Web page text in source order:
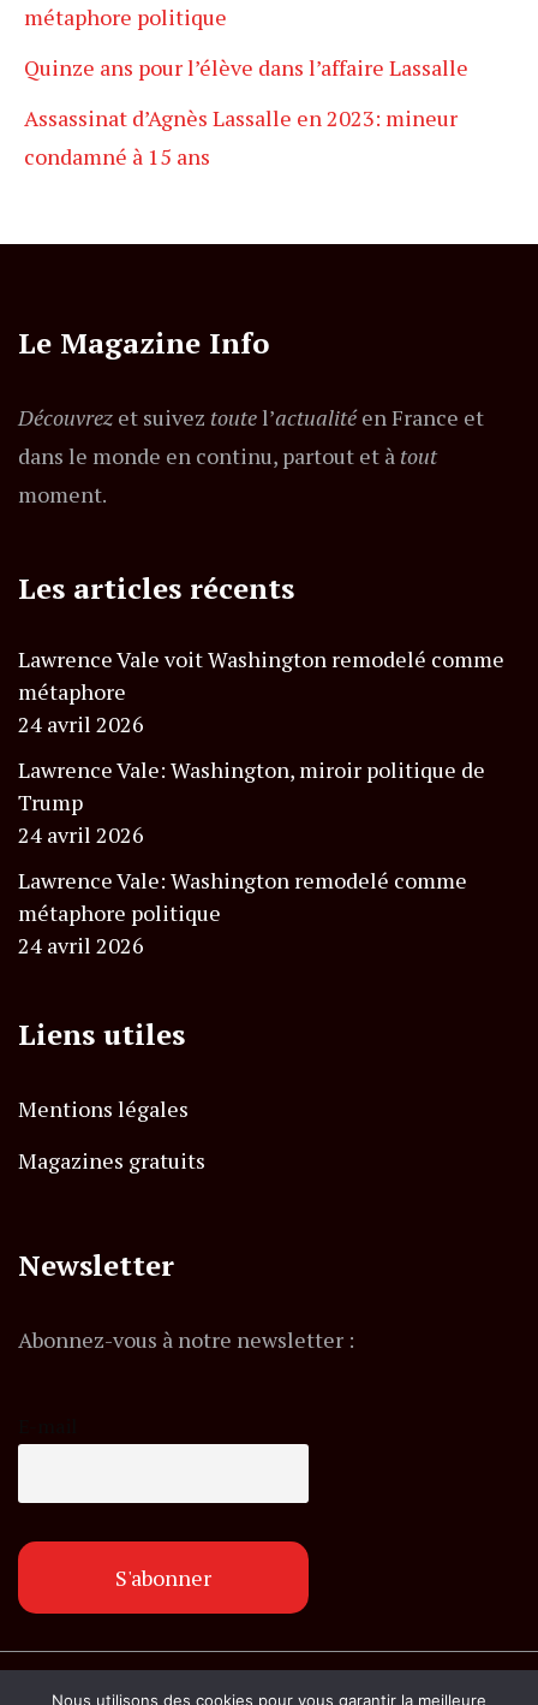
métaphore politique
Quinze ans pour l’élève dans l’affaire Lassalle
Assassinat d’Agnès Lassalle en 2023: mineur
condamné à 15 ans
Le Magazine Info
Découvrez et suivez toutel’actualitéen France et
dans le monde en continu, partout et à tout
moment.
Les articles récents
Lawrence Vale voit Washington remodelé comme
métaphore
24 avril 2026
Lawrence Vale: Washington, miroir politique de
Trump
24 avril 2026
Lawrence Vale: Washington remodelé comme
métaphore politique
24 avril 2026
Liens utiles
Mentions légales
Magazines gratuits
Newsletter
Abonnez-vous à notre newsletter :
© Copyright lemagazineinfo.fr. Tous droits
Nous utilisons des cookies pour vous garantir la meilleure